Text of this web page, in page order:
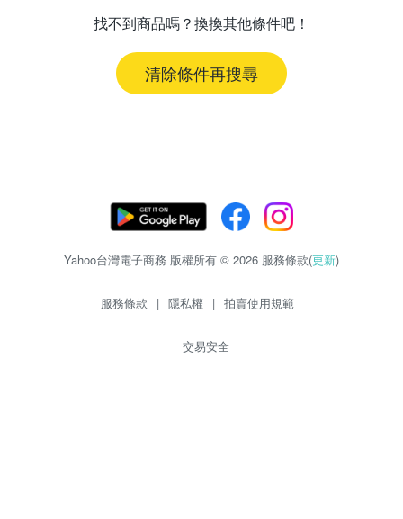
找不到商品嗎？換換其他條件吧！
清除條件再搜尋
Yahoo台灣電子商務 版權所有 © 2026 服務條款(更新)
服務條款 | 隱私權 | 拍賣使用規範
交易安全